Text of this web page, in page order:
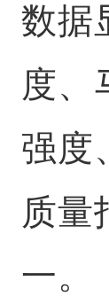
数据
度、
强度
质量
一。